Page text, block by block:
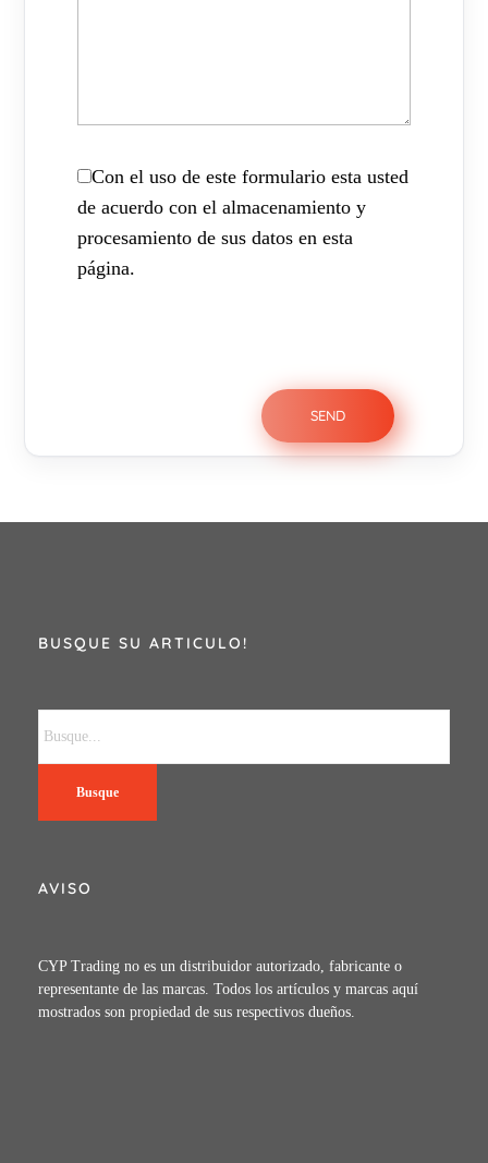
Con el uso de este formulario esta usted
de acuerdo con el almacenamiento y
procesamiento de sus datos en esta
página.
BUSQUE SU ARTICULO!
Busque
AVISO
CYP Trading no es un distribuidor autorizado, fabricante o
representante de las marcas. Todos los artículos y marcas aquí
mostrados son propiedad de sus respectivos dueños.